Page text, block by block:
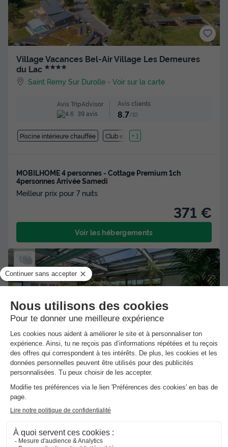
Village Vacances Bel-Air Village Les Demeures
du Lac ★★★★
Saint Remy Sur Durolle -Voir sur la carte
Avis TripAdvisor
39 avis
Avis clients
8.7/10
Piscine intérieure chauffée Club enfant
+ 1
MOBILHOME 4 personnes - Cottage Premium 1ch
4personnes Arrivée Samedi
Meilleur prix pour 7 nuits
371 €
Voir les hébergements
Camping l'Océan★★★★★
Brem Sur Mer -Voir sur la carte
Avis TripAdvisor
Avis clients